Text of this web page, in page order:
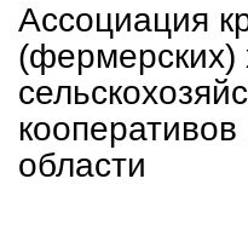
Ассоциация
(фермерских)
области